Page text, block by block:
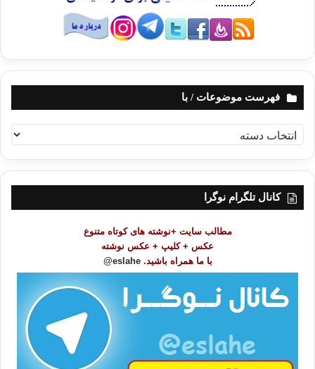
فهرست موضوعات / با
ه
ر
کانال تلگرام نوگرا
مطالب سایت +نوشته های کوتاه متنوع
عکس + کلیپ + عکس نوشته
با ما همراه باشید. eslahe@